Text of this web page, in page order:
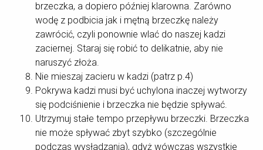
brzeczka, a dopiero później klarowna. Zarówno
wodę z podbicia jak i mętną brzeczkę należy
zawrócić, czyli ponownie wlać do naszej kadzi
zaciernej. Staraj się robić to delikatnie, aby nie
naruszyć złoża.
Nie mieszaj zacieru w kadzi (patrz p.4)
Pokrywa kadzi musi być uchylona inaczej wytworzy
się podciśnienie i brzeczka nie będzie spływać.
Utrzymuj stałe tempo przepływu brzeczki. Brzeczka
nie może spływać zbyt szybko (szczególnie
podczas wysładzania), gdyż wówczas wszystkie